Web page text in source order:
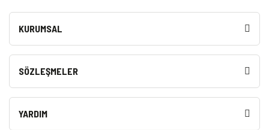
KURUMSAL
SÖZLEŞMELER
YARDIM